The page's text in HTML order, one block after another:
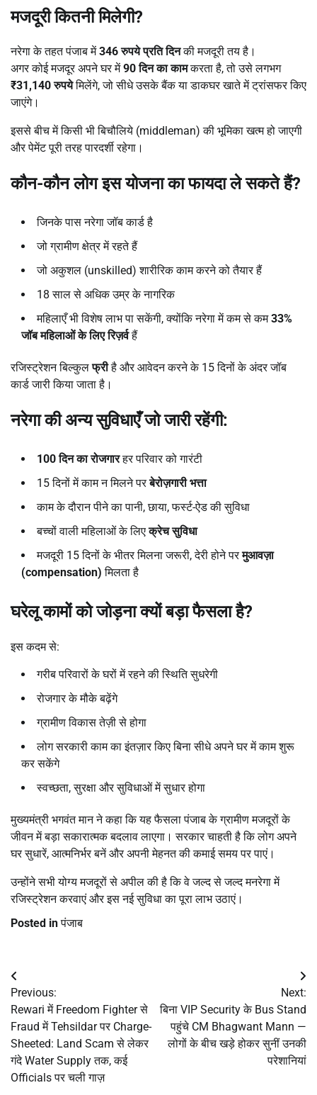
मजदूरी कितनी मिलेगी?
नरेगा के तहत पंजाब में346रुपये प्रति दिनकी मजदूरी तय है।
अगर कोई मजदूर अपने घर में90दिन का कामकरता है, तो उसे लगभग
₹31,140रुपयेमिलेंगे, जो सीधे उसके बैंक या डाकघर खाते में ट्रांसफर किए
जाएंगे।
इससे बीच में किसी भी बिचौलिये (middleman) की भूमिका खत्म हो जाएगी
और पेमेंट पूरी तरह पारदर्शी रहेगा।
कौन-कौन लोग इस योजना का फायदा ले सकते हैं?
जिनके पास नरेगा जॉब कार्ड है
जो ग्रामीण क्षेत्र में रहते हैं
जो अकुशल (unskilled) शारीरिक काम करने को तैयार हैं
18 साल से अधिक उम्र के नागरिक
महिलाएँ भी विशेष लाभ पा सकेंगी, क्योंकि नरेगा में कम से कम33%
जॉब महिलाओं के लिए रिज़र्वहैं
रजिस्ट्रेशन बिल्कुलफ्रीहै और आवेदन करने के 15 दिनों के अंदर जॉब
कार्ड जारी किया जाता है।
नरेगा की अन्य सुविधाएँ जो जारी रहेंगी:
100दिन का रोजगारहर परिवार को गारंटी
15 दिनों में काम न मिलने परबेरोज़गारी भत्ता
काम के दौरान पीने का पानी, छाया, फर्स्ट-ऐड की सुविधा
बच्चों वाली महिलाओं के लिएक्रेच सुविधा
मजदूरी 15 दिनों के भीतर मिलना जरूरी, देरी होने परमुआवज़ा
(compensation) मिलता है
घरेलू कामों को जोड़ना क्यों बड़ा फैसला है?
इस कदम से:
गरीब परिवारों के घरों में रहने की स्थिति सुधरेगी
रोजगार के मौके बढ़ेंगे
ग्रामीण विकास तेज़ी से होगा
लोग सरकारी काम का इंतज़ार किए बिना सीधे अपने घर में काम शुरू
कर सकेंगे
स्वच्छता, सुरक्षा और सुविधाओं में सुधार होगा
मुख्यमंत्री भगवंत मान ने कहा कि यह फैसला पंजाब के ग्रामीण मजदूरों के
जीवन में बड़ा सकारात्मक बदलाव लाएगा। सरकार चाहती है कि लोग अपने
घर सुधारें, आत्मनिर्भर बनें और अपनी मेहनत की कमाई समय पर पाएं।
उन्होंने सभी योग्य मजदूरों से अपील की है कि वे जल्द से जल्द मनरेगा में
रजिस्ट्रेशन करवाएं और इस नई सुविधा का पूरा लाभ उठाएं।
Posted inपंजाब
Post
navigation
Previous:
Rewari में Freedom Fighter से
Fraud में Tehsildar पर Charge-
Sheeted: Land Scam से लेकर
गंदे Water Supply तक, कई
Officials पर चली गाज़
Next:
बिना VIP Security के Bus Stand
पहुंचे CM Bhagwant Mann —
लोगों के बीच खड़े होकर सुनीं उनकी
परेशानियां